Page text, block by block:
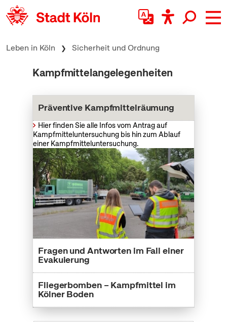
zum Inhalt springen
Leben in Köln Sicherheit und Ordnung
Kampfmittelangelegenheiten
Präventive Kampfmittelräumung
Hier finden Sie alle Infos vom Antrag auf
Kampfmitteluntersuchung bis hin zum Ablauf
einer Kampfmitteluntersuchung.
Fragen und Antworten im Fall einer
Evakuierung
Fliegerbomben – Kampfmittel im
Kölner Boden